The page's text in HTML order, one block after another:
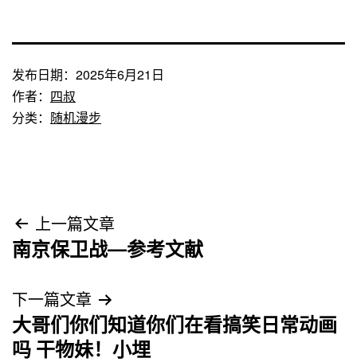
发布日期： 2025年6月21日
作者： 四叔
分类： 随机漫步
文
章
导
航
上一篇文章
南京保卫战—参考文献
下一篇文章
大哥们你们知道你们在看搞笑日常动画
吗 干物妹！小埋